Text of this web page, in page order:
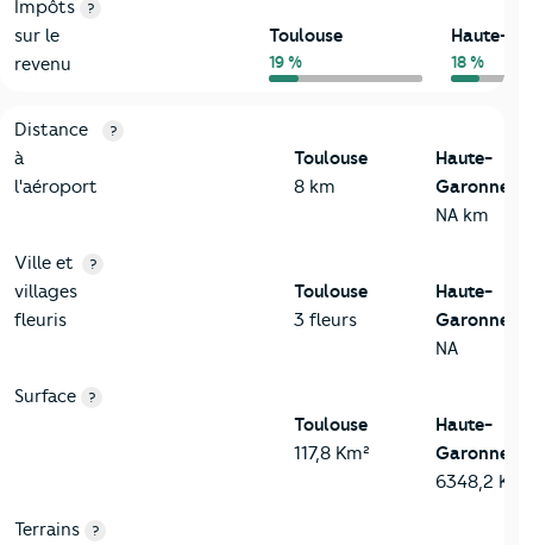
Impôts
sur le
revenu
?
Toulouse
19 %
Haute-
18 %
3-Environnement
Critères Toulouse
Distance
à
l'aéroport
?
Toulouse
8 km
Haute-
Garonne
NA km
Ville et
villages
fleuris
?
Toulouse
3 fleurs
Haute-
Garonne
NA
Surface ?
Toulouse
117,8 Km²
Haute-
Garonne
6348,2 Km²
Terrains
?